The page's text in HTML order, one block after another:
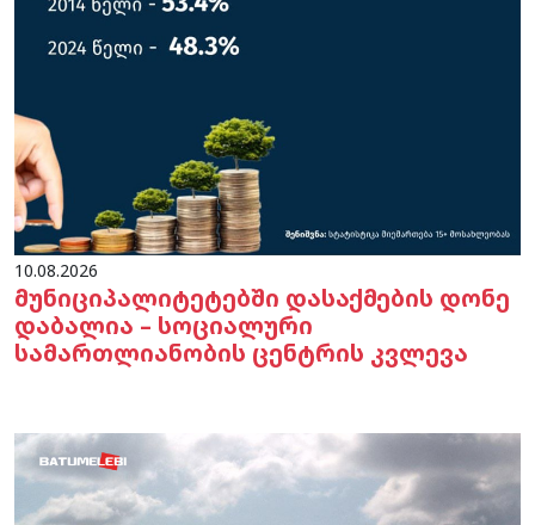
10.08.2026
მუნიციპალიტეტებში დასაქმების დონე
დაბალია – სოციალური
სამართლიანობის ცენტრის კვლევა